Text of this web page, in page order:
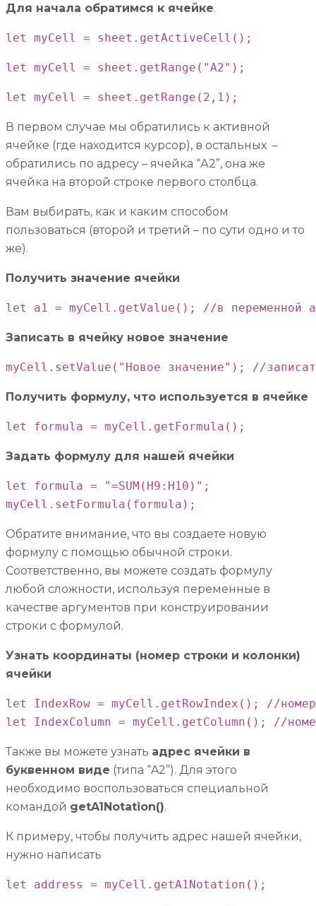
Для начала обратимся к ячейке.
let myCell = sheet.getActiveCell();
let myCell = sheet.getRange("A2");
let myCell = sheet.getRange(2,1);
В первом случае мы обратились к активной
ячейке (где находится курсор), в остальных –
обратились по адресу – ячейка “А2”, она же
ячейка на второй строке первого столбца.
Вам выбирать, как и каким способом
пользоваться (второй и третий – по сути одно и то
же).
Получить значение ячейки
let a1 = myCell.getValue(); //в переменной a1
Записать в ячейку новое значение
myCell.setValue("Новое значение"); //
Получить формулу, что используется в ячейке
let formula = myCell.getFormula();
Задать формулу для нашей ячейки
let formula = "=SUM(H9:H10)";
myCell.setFormula(formula);
Обратите внимание, что вы создаете новую
формулу с помощью обычной строки.
Соответственно, вы можете создать формулу
любой сложности, используя переменные в
качестве аргументов при конструировании
строки с формулой.
Узнать координаты (номер строки и колонки)
ячейки
let IndexRow = myCell.getRowIndex(); //номер
let IndexColumn = myCell.getColumn(); //
Также вы можете узнать адрес ячейки в
буквенном виде (типа “A2”). Для этого
необходимо воспользоваться специальной
командой getA1Notation().
К примеру, чтобы получить адрес нашей ячейки,
нужно написать
let address = myCell.getA1Notation();